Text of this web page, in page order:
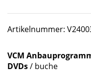
Artikelnummer:
VCM
DVDs/ buche